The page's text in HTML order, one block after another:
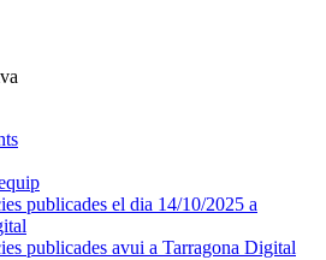
publicades el dia 14/10/2025 a
publicades avui a Tarragona Digital